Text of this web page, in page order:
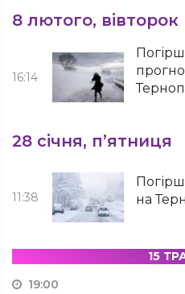
8 лютого, вівторок
16:14
28 січня, п’ятниця
11:38
на
15
19:00